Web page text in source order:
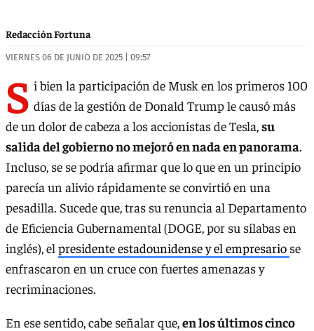
Redacción Fortuna
VIERNES 06 DE JUNIO DE 2025 | 09:57
S i bien la participación de Musk en los primeros 100
días de la gestión de Donald Trump le causó más
de un dolor de cabeza a los accionistas de Tesla,su
salida del gobierno no mejoró en nada en panorama.
Incluso, se se podría afirmar que lo que en un principio
parecía un alivio rápidamente se convirtió en una
pesadilla. Sucede que, tras su renuncia al Departamento
de Eficiencia Gubernamental (DOGE, por su sílabas en
inglés), el presidente estadounidense y el empresario se
enfrascaron en un cruce con fuertes amenazas y
recriminaciones.
En ese sentido, cabe señalar que,en los últimos cinco